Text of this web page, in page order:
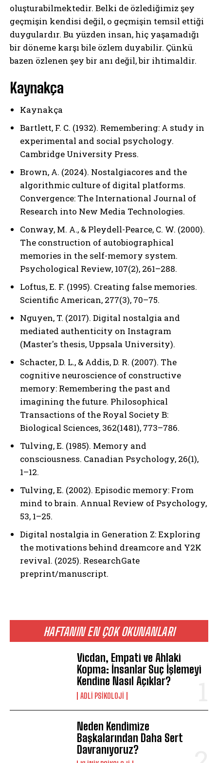
ABONE OL
Gizlilik politikasını
HAFTANIN EN ÇOK OKUNANLARI
Vicdan, Empati ve Ahlaki
Kopma: İnsanlar Suç İşlemeyi
Kendine Nasıl Açıklar?
ADLI PSIKOLOJI
Neden Kendimize
Başkalarından Daha Sert
Davranıyoruz?
oluşturabilmektedir. Belki de özlediğimiz şey
geçmişin kendisi değil, o geçmişin temsil ettiği
duygulardır. Bu yüzden insan, hiç yaşamadığı
bir döneme karşı bile özlem duyabilir. Çünkü
bazen özlenen şey bir anı değil, bir ihtimaldir.
Kaynakça
Kaynakça
Bartlett, F. C. (1932). Remembering: A study in
experimental and social psychology.
Cambridge University Press.
Brown, A. (2024). Nostalgiacores and the
algorithmic culture of digital platforms.
Convergence: The International Journal of
Research into New Media Technologies.
Conway, M. A., & Pleydell-Pearce, C. W. (2000).
The construction of autobiographical
memories in the self-memory system.
Psychological Review, 107(2), 261–288.
Loftus, E. F. (1995). Creating false memories.
Scientific American, 277(3), 70–75.
Nguyen, T. (2017). Digital nostalgia and
mediated authenticity on Instagram
(Master's thesis, Uppsala University).
Schacter, D. L., & Addis, D. R. (2007). The
cognitive neuroscience of constructive
memory: Remembering the past and
imagining the future. Philosophical
Transactions of the Royal Society B:
Biological Sciences, 362(1481), 773–786.
Tulving, E. (1985). Memory and
consciousness. Canadian Psychology, 26(1),
1–12.
Tulving, E. (2002). Episodic memory: From
mind to brain. Annual Review of Psychology,
53, 1–25.
Digital nostalgia in Generation Z: Exploring
the motivations behind dreamcore and Y2K
revival. (2025). ResearchGate
preprint/manuscript.